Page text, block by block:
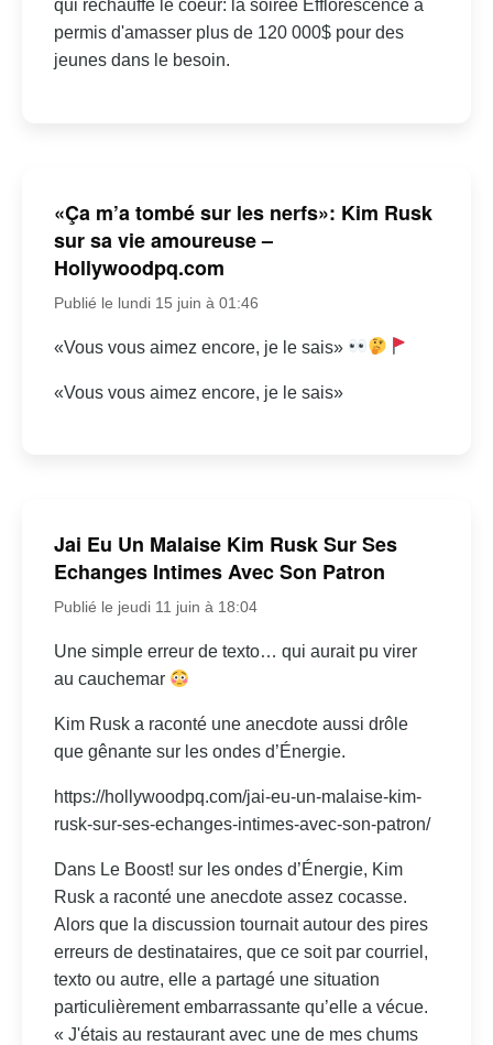
qui réchauffe le coeur: la soirée Efflorescence a
permis d'amasser plus de 120 000$ pour des
jeunes dans le besoin.
«Ça m’a tombé sur les nerfs»: Kim Rusk
sur sa vie amoureuse –
Hollywoodpq.com
Publié le lundi 15 juin à 01:46
«Vous vous aimez encore, je le sais»
«Vous vous aimez encore, je le sais»
Jai Eu Un Malaise Kim Rusk Sur Ses
Echanges Intimes Avec Son Patron
Publié le jeudi 11 juin à 18:04
Une simple erreur de texto… qui aurait pu virer
au cauchemar
Kim Rusk a raconté une anecdote aussi drôle
que gênante sur les ondes d’Énergie.
https://hollywoodpq.com/jai-eu-un-malaise-kim-
rusk-sur-ses-echanges-intimes-avec-son-patron/
Dans Le Boost! sur les ondes d’Énergie, Kim
Rusk a raconté une anecdote assez cocasse.
Alors que la discussion tournait autour des pires
erreurs de destinataires, que ce soit par courriel,
texto ou autre, elle a partagé une situation
particulièrement embarrassante qu’elle a vécue.
« J'étais au restaurant avec une de mes chums